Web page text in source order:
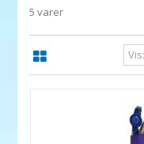
5 varer